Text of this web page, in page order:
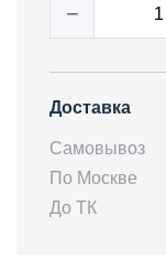
−
Доставка
Самовывоз
По Москве
До ТК